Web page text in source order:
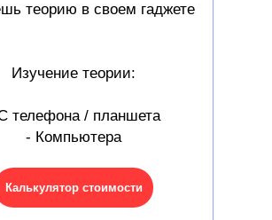
теорию в своем гаджете
Изучение теории:
телефона / планшета
- Компьютера
Калькулятор стоимости